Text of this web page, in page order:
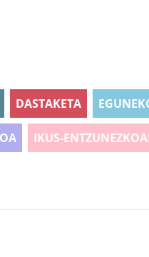
DASTAKETA
IKUS-